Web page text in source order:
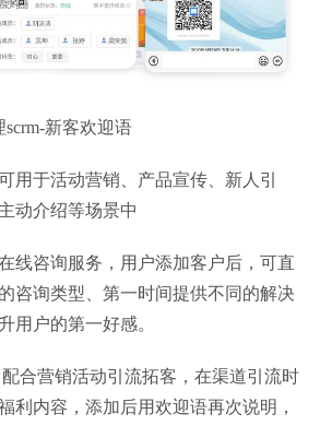
scrm-新客欢迎语
用于活动营销、产品宣传、新人引
动介绍等场景中
线咨询服务，用户添加客户后，可直
咨询类型、第一时间提供不同的解决
用户的第一好感。
合营销活动引流拓客，在渠道引流时
利内容，添加后用欢迎语再次说明，